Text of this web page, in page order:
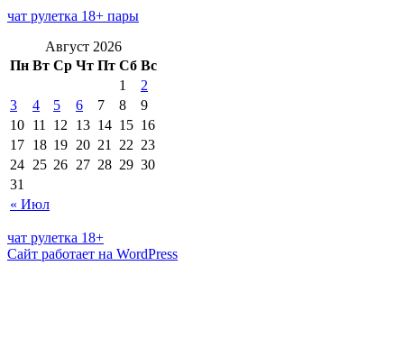
чат рулетка 18+ пары
Август 2026
Пн Вт Ср Чт Пт Сб Вс
« Июл
1
2
3
4 5 6 7 8
9
10 11 12 13 14 15 16
17 18 19 20 21 22 23
24 25 26 27 28 29 30
31
чат рулетка 18+
Сайт работает на WordPress